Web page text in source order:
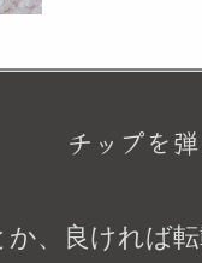
チップを
、良ければ